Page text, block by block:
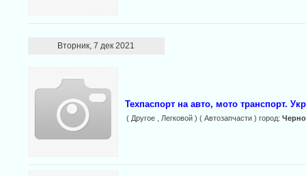
Вторник, 7 дек 2021
Техпаспорт на авто, мото транспорт.
( Другое , Легковой ) ( Автозапчасти ) город: